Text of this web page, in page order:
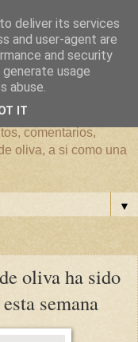
comentarios,
oliva, a si como una
▼
oliva ha sido
semana
deliver its services
and user-agent are
and security
usage
abuse.
IT